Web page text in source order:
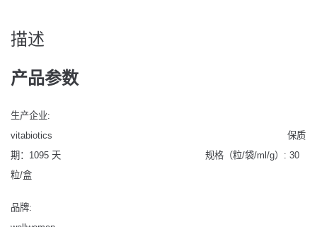
描述
产品参数
生产企业:
vitabiotics 保质
期：1095 天 规格（粒/袋/ml/g）: 30
粒/盒
品牌: